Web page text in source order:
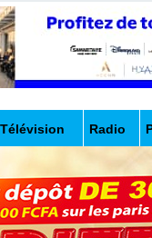
Télévision Radio